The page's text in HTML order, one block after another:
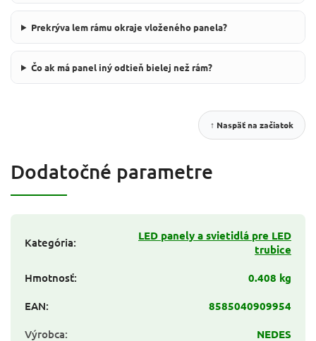
Prekrýva lem rámu okraje vloženého panela?
Čo ak má panel iný odtieň bielej než rám?
↑ Naspäť na začiatok
Dodatočné parametre
Kategória:
LED panely a svietidlá pre LED
trubice
Hmotnosť:
0.408 kg
EAN:
8585040909954
Výrobca: NEDES